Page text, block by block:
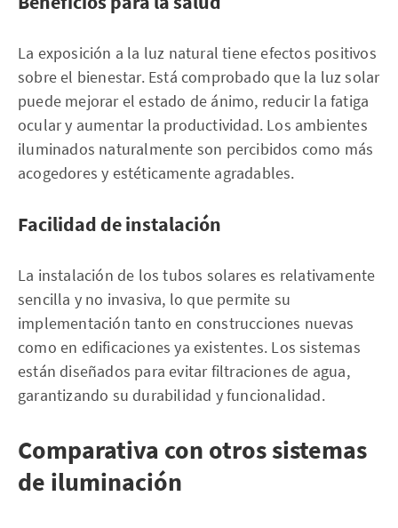
La exposición a la luz natural tiene efectos positivos
sobre el bienestar. Está comprobado que la luz solar
puede mejorar el estado de ánimo, reducir la fatiga
ocular y aumentar la productividad. Los ambientes
iluminados naturalmente son percibidos como más
acogedores y estéticamente agradables.
Facilidad de instalación
La instalación de los tubos solares es relativamente
sencilla y no invasiva, lo que permite su
implementación tanto en construcciones nuevas
como en edificaciones ya existentes. Los sistemas
están diseñados para evitar filtraciones de agua,
garantizando su durabilidad y funcionalidad.
Comparativa con otros sistemas
de iluminación